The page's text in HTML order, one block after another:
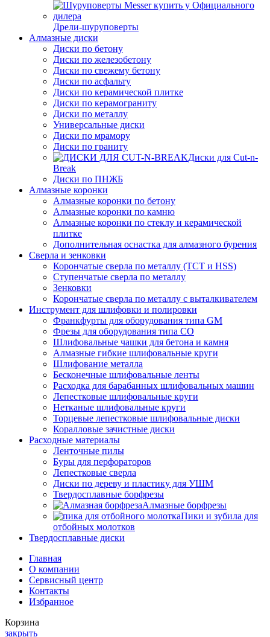
Дрели-шуруповерты
Алмазные диски
Диски по бетону
Диски по железобетону
Диски по свежему бетону
Диски по асфальту
Диски по керамической плитке
Диски по керамограниту
Диски по металлу
Универсальные диски
Диски по мрамору
Диски по граниту
Диски для Cut-n-
Break
Диски по ПНЖБ
Алмазные коронки
Алмазные коронки по бетону
Алмазные коронки по камню
Алмазные коронки по стеклу и керамической
плитке
Дополнительная оснастка для алмазного бурения
Сверла и зенковки
Корончатые сверла по металлу (TCT и HSS)
Ступенчатые сверла по металлу
Зенковки
Корончатые сверла по металлу c выталкивателем
Инструмент для шлифовки и полировки
Франкфурты для оборудования типа GM
Фрезы для оборудования типа СО
Шлифовальные чашки для бетона и камня
Алмазные гибкие шлифовальные круги
Шлифование металла
Бесконечные шлифовальные ленты
Расходка для барабанных шлифовальных машин
Лепестковые шлифовальные круги
Нетканые шлифовальные круги
Торцевые лепестковые шлифовальные диски
Коралловые зачистные диски
Расходные материалы
Ленточные пилы
Буры для перфораторов
Лепестковые сверла
Диски по дереву и пластику для УШМ
Твердосплавные борфрезы
Алмазные борфрезы
Пики и зубила для
отбойных молотков
Твердосплавные диски
Главная
О компании
Сервисный центр
Контакты
Избранное
Корзина
закрыть